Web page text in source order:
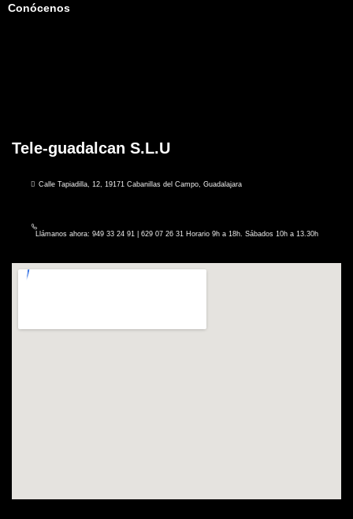
Conócenos
Tele-guadalcan S.L.U
Calle Tapiadilla, 12, 19171 Cabanillas del Campo, Guadalajara
Llámanos ahora: 949 33 24 91 | 629 07 26 31 Horario 9h a 18h. Sábados 10h a 13.30h